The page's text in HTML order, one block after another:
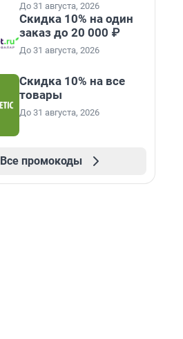
До 31 августа, 2026
Скидка 10% на один
заказ до 20 000 ₽
До 31 августа, 2026
Скидка 10% на все
товары
До 31 августа, 2026
Все промокоды